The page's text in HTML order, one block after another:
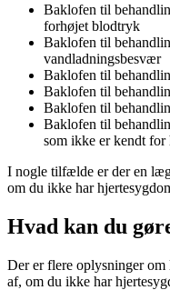
Baklofen til
forhøjet blodtryk
Baklofen til
vandladningsbesvær
Baklofen til
Baklofen til
Baklofen til
Baklofen til
som ikke er kendt for
I nogle tilfælde er der en
om du ikke har
Hvad kan du
Der er flere oplysninger
af, om du ikke har